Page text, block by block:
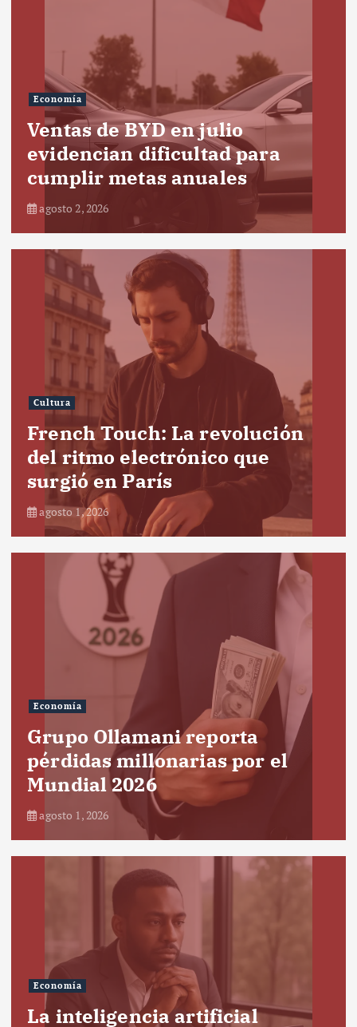
Economía
Ventas de BYD en julio
evidencian dificultad para
cumplir metas anuales
agosto 2, 2026
Cultura
French Touch: La revolución
del ritmo electrónico que
surgió en París
agosto 1, 2026
Economía
Grupo Ollamani reporta
pérdidas millonarias por el
Mundial 2026
agosto 1, 2026
Economía
La inteligencia artificial